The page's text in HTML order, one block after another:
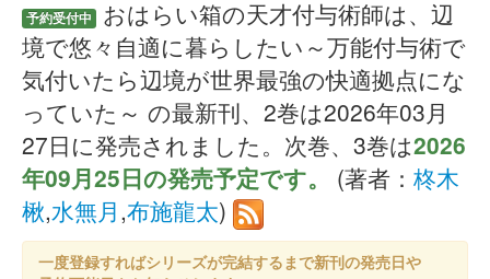
予約受付中
おはらい箱の天才付与術師は、辺
境で悠々自適に暮らしたい～万能付与術で
気付いたら辺境が世界最強の快適拠点にな
っていた～ の最新刊、2巻は2026年03月
27日に発売されました。次巻、3巻は2026
年09月25日の発売予定です。
(著者： 柊木
楸,水無月,布施龍太)
一度登録すればシリーズが完結するまで新刊の発売日や